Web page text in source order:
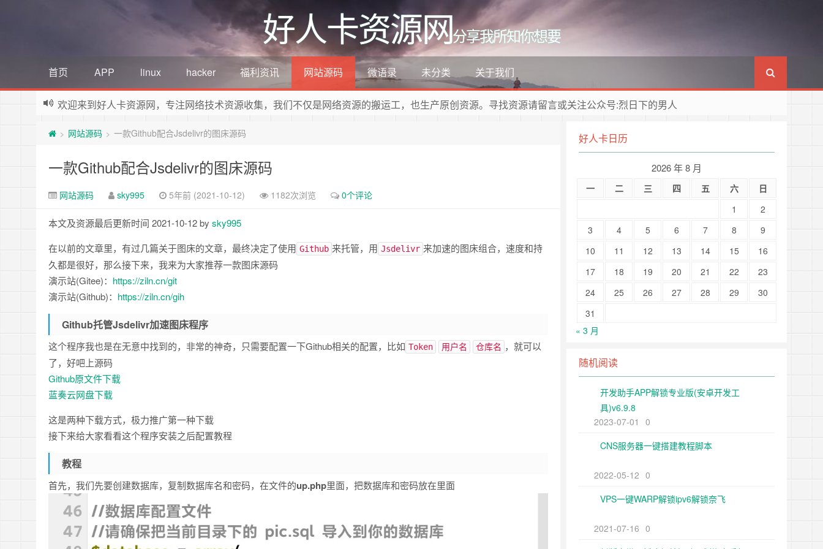
好人卡资源网分享我所知你想要
首页 APP linux hacker 福利资讯 网站源码 微语录 未分类 关于我们
欢迎来到好人卡资源网，专注网络技术资源收集，我们不仅是网络资源的搬运工，也生产原创资源。寻找资源请留言或关注公众号:烈日下的男人
> 网站源码 > 一款Github配合Jsdelivr的图床源码
一款Github配合Jsdelivr的图床源码
网站源码 sky995 5年前 (2021-10-12) 1182次浏览 0个评论
本文及资源最后更新时间 2021-10-12 by sky995
在以前的文章里，有过几篇关于图床的文章，最终决定了使用 Github 来托管，用 Jsdelivr 来加速的图床组合，速度和持
久都是很好，那么接下来，我来为大家推荐一款图床源码
演示站(Gitee)： https://ziln.cn/git
演示站(Github)： https://ziln.cn/gih
Github托管Jsdelivr加速图床程序
这个程序我也是在无意中找到的，非常的神奇，只需要配置一下Github相关的配置，比如 Token 用户名 仓库名 ，就可以
了，好吧上源码
Github原文件下载
蓝奏云网盘下载
这是两种下载方式，极力推广第一种下载
接下来给大家看看这个程序安装之后配置教程
教程
首先，我们先要创建数据库，复制数据库名和密码，在文件的up.php里面，把数据库和密码放在里面
好人卡日历
2026 年 8 月
一 二 三 四 五 六
日
1
2
3
4 5 6 7 8
9
10
11 12 13 14 15
16
17
18 19 20 21 22
23
24
25 26 27 28 29
30
31
« 3 月
随机阅读
开发助手APP解锁专业版(安卓开发工
具)v6.9.8
2023-07-01
0
CNS服务器一键搭建教程脚本
2022-05-12 0
VPS一键WARP解锁ipv6解锁奈飞
2021-07-16 0